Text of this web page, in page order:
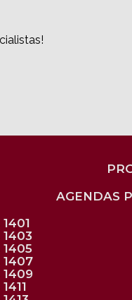
AGENDAS
1403
1405
1407
1409